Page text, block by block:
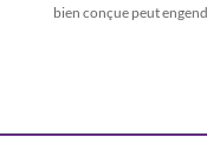
bien conçue peut